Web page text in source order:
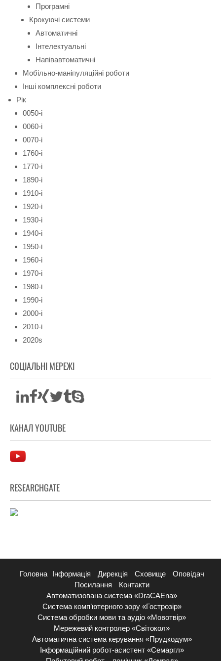
Програмні
Крокуючі системи
Автоматичні
Інтелектуальні
Напівавтоматичні
Мобільно-маніпуляційні роботи
Інші комплексні роботи
Рік
0050-і
0060-і
0070-і
1760-і
1770-і
1890-і
1910-і
1920-і
1930-і
1940-і
1950-і
1960-і
1970-і
1980-і
1990-і
2000-і
2010-і
2020s
СОЦІАЛЬНІ МЕРЕЖІ
КАНАЛ YOUTUBE
RESEARCHGATE
Головна Інформація Дирекція Сховище
Оповідач
Посилання
Контакти
Автоматизована система «DraCAEna»
Система комп’ютерного зору «Гострозір»
Система обробки мови та аудіо «Мовотвір»
Мережевий контролер «Світокол»
Автоматична система керування «Прудкодум»
Інформаційний робот-асистент «Семаргл»